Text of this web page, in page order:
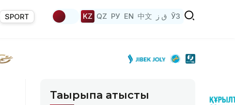
SPORT KZ QZ РУ EN 中文 ق ز ЎЗ
Тақырыпқа қатысты